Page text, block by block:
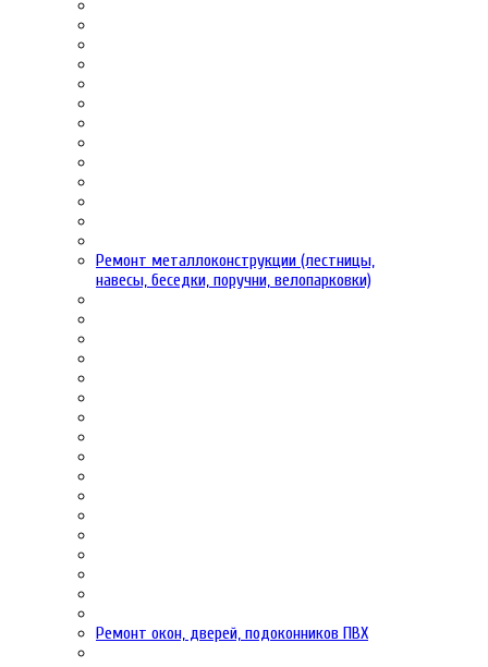
Ремонт металлоконструкции (лестницы,
навесы, беседки, поручни, велопарковки)
Ремонт окон, дверей, подоконников ПВХ